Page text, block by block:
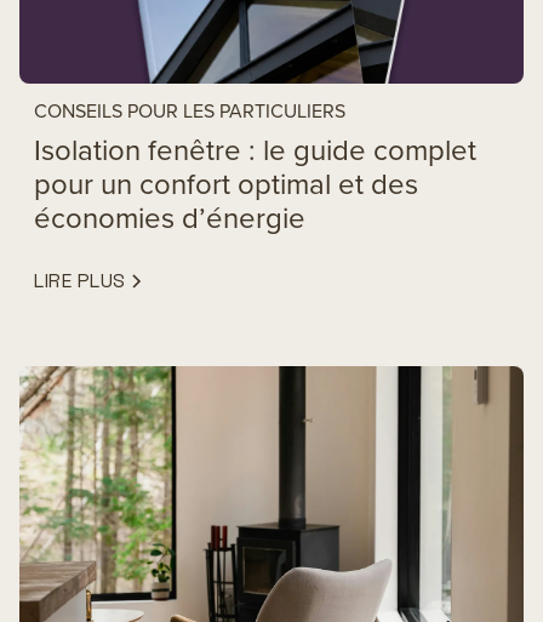
CONSEILS POUR LES PARTICULIERS
Isolation fenêtre : le guide complet
pour un confort optimal et des
économies d’énergie
LIRE PLUS